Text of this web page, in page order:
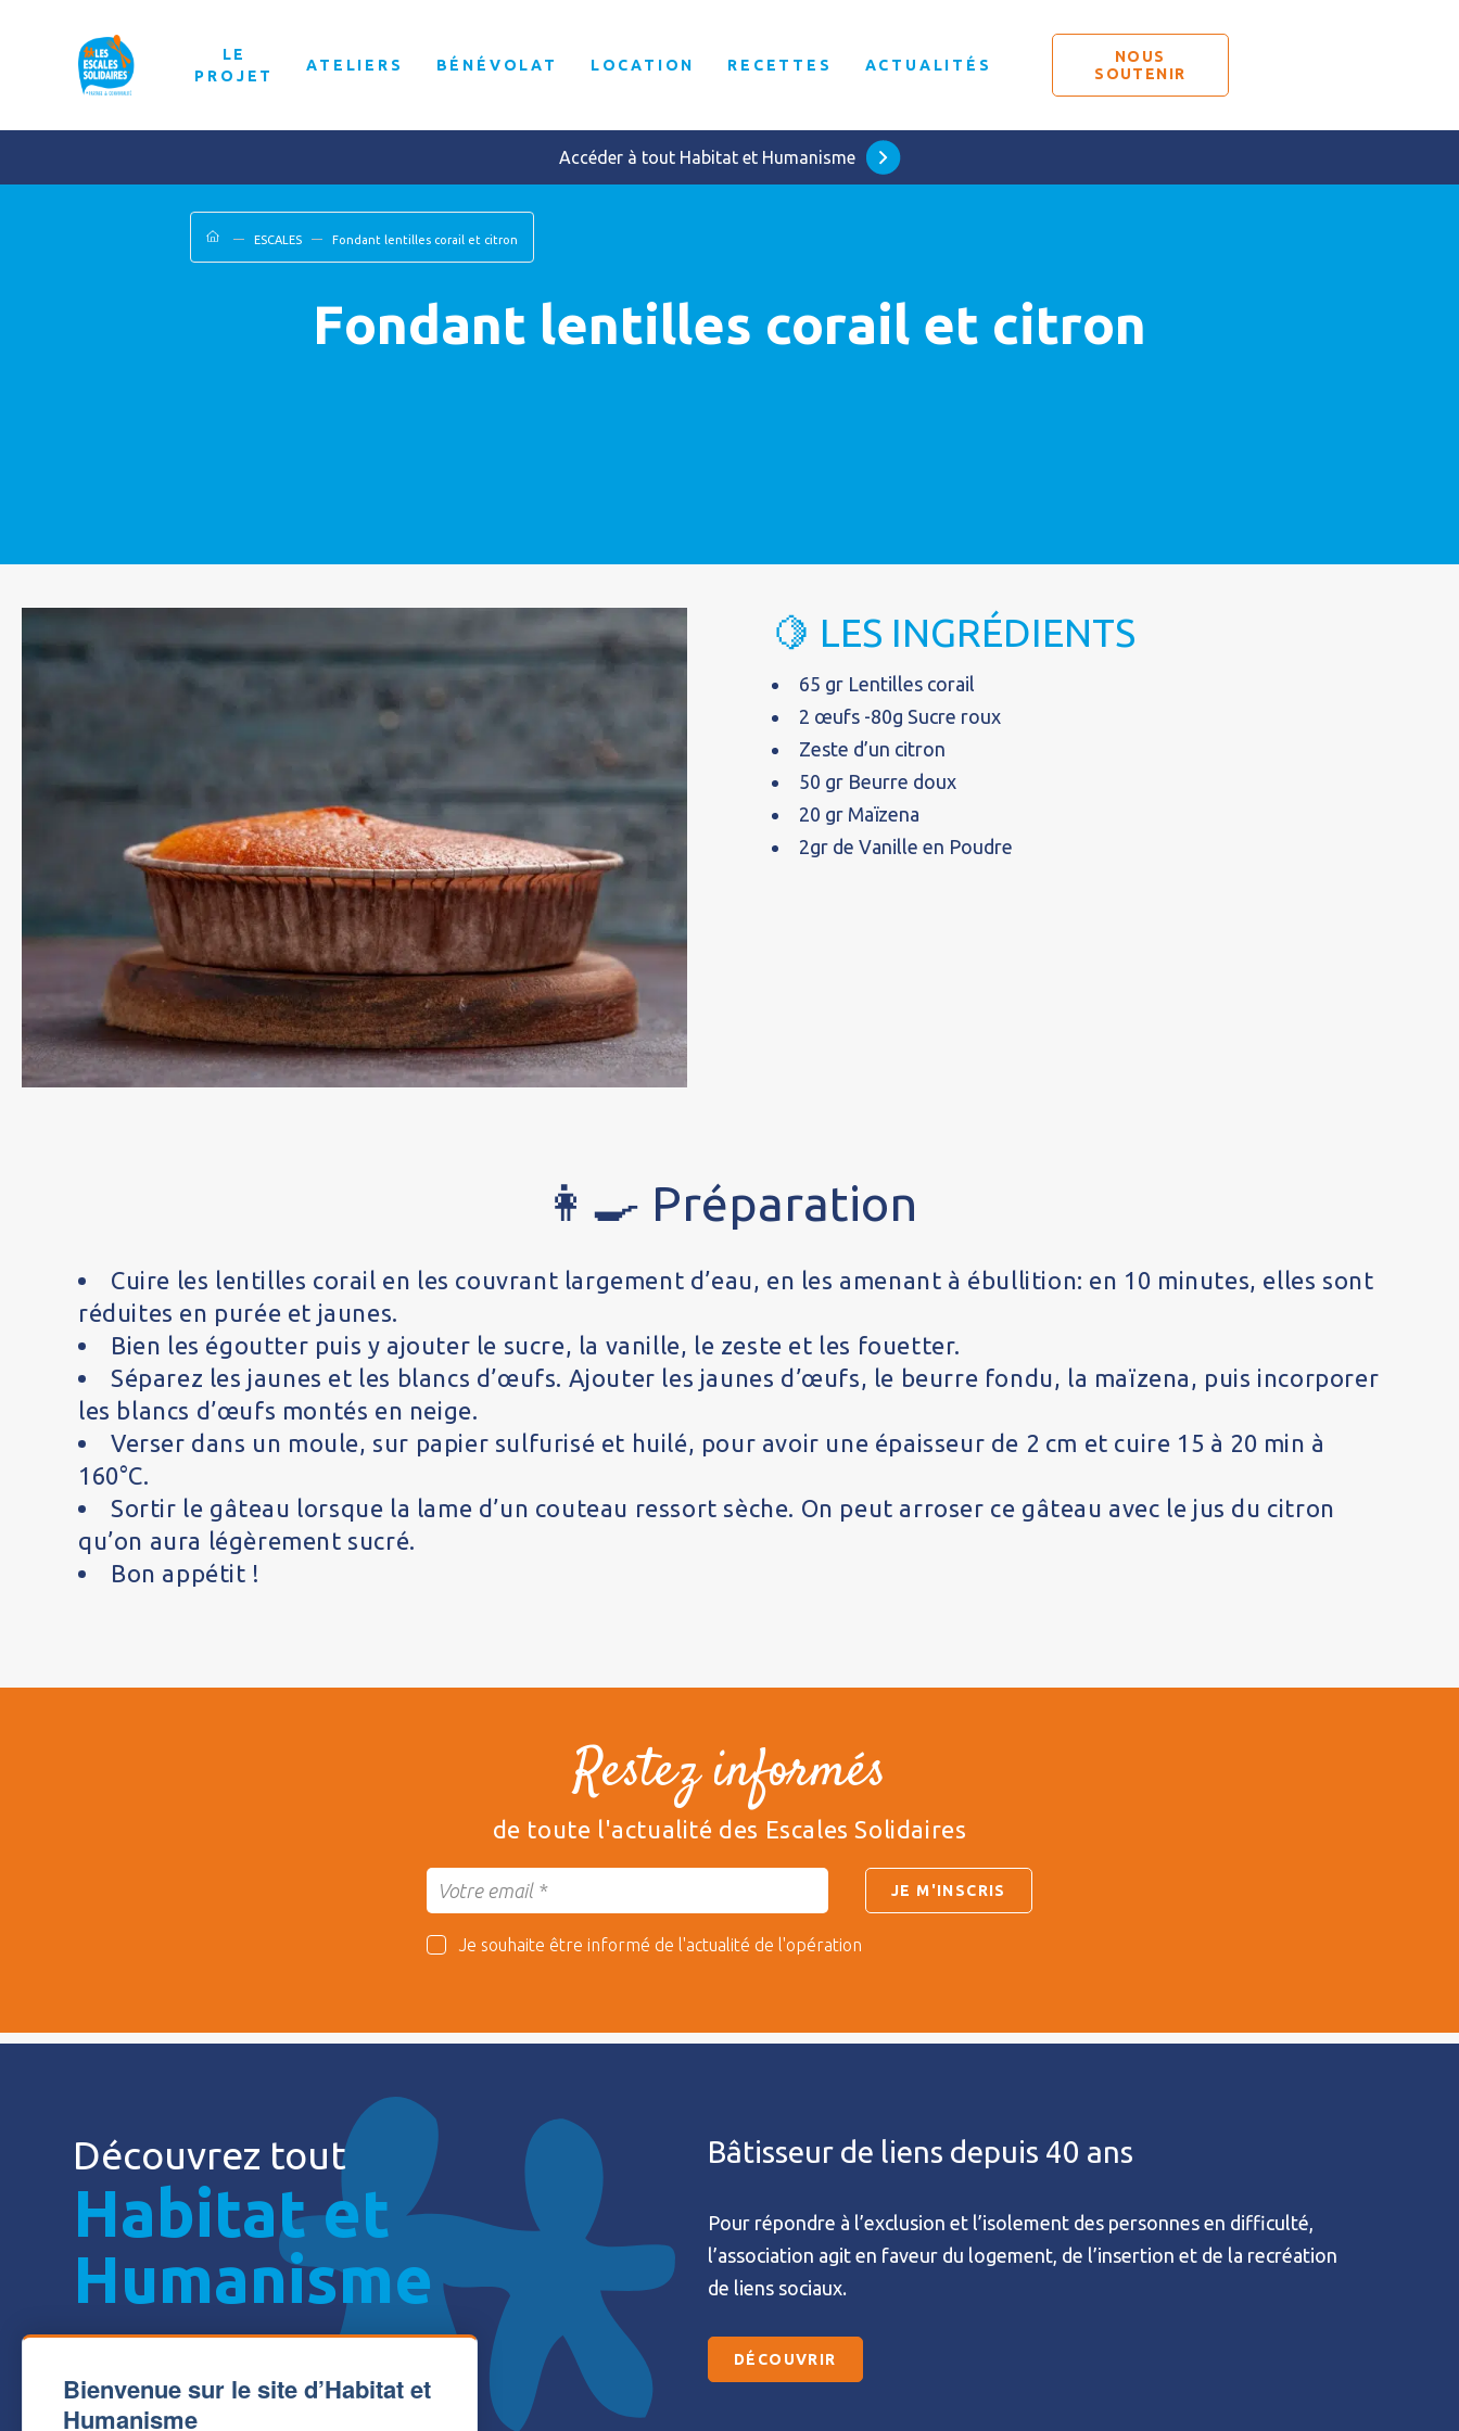
Bienvenue sur le site d’Habitat et
Humanisme
LE
PROJET
ATELIERS BÉNÉVOLAT LOCATION RECETTES ACTUALITÉS
NOUS
SOUTENIR
Accéder à tout Habitat et Humanisme
ESCALES Fondant lentilles corail et citron
Fondant lentilles corail et citron
🍋 LES INGRÉDIENTS
65 gr Lentilles corail
2 œufs -80g Sucre roux
Zeste d’un citron
50 gr Beurre doux
20 gr Maïzena
2gr de Vanille en Poudre
👩‍🍳 Préparation
Cuire les lentilles corail en les couvrant largement d’eau, en les amenant à ébullition: en 10 minutes, elles sont
réduites en purée et jaunes.
Bien les égoutter puis y ajouter le sucre, la vanille, le zeste et les fouetter.
Séparez les jaunes et les blancs d’œufs. Ajouter les jaunes d’œufs, le beurre fondu, la maïzena, puis incorporer
les blancs d’œufs montés en neige.
Verser dans un moule, sur papier sulfurisé et huilé, pour avoir une épaisseur de 2 cm et cuire 15 à 20 min à
160°C.
Sortir le gâteau lorsque la lame d’un couteau ressort sèche. On peut arroser ce gâteau avec le jus du citron
qu’on aura légèrement sucré.
Bon appétit !
Restez informés
de toute l'actualité des Escales Solidaires
Je souhaite être informé de l'actualité de l'opération
Découvrez tout
Habitat et
Humanisme
Bâtisseur de liens depuis 40 ans
Pour répondre à l’exclusion et l’isolement des personnes en difficulté,
l’association agit en faveur du logement, de l’insertion et de la recréation
de liens sociaux.
DÉCOUVRIR